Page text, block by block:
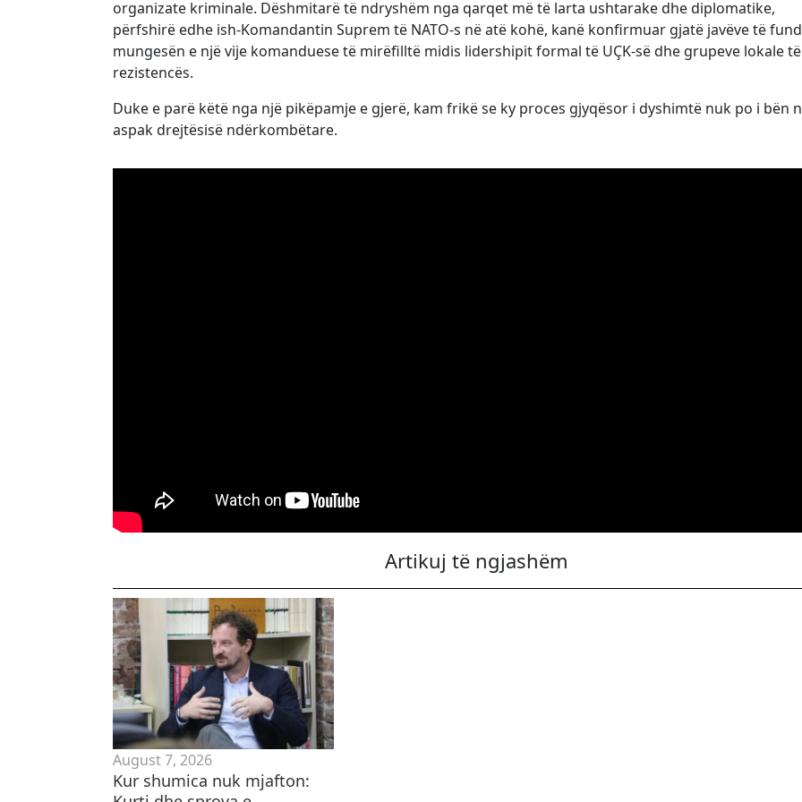
organizate kriminale. Dëshmitarë të ndryshëm nga qarqet më të larta ushtarake dhe diplomatike,
përfshirë edhe ish-Komandantin Suprem të NATO-s në atë kohë, kanë konfirmuar gjatë javëve të
mungesën e një vije komanduese të mirëfilltë midis lidershipit formal të UÇK-së dhe grupeve lokale të
rezistencës.
Duke e parë këtë nga një pikëpamje e gjerë, kam frikë se ky proces gjyqësor i dyshimtë nuk po i bën
aspak drejtësisë ndërkombëtare.
Artikuj të ngjashëm
August 7, 2026
Kur shumica nuk mjafton: